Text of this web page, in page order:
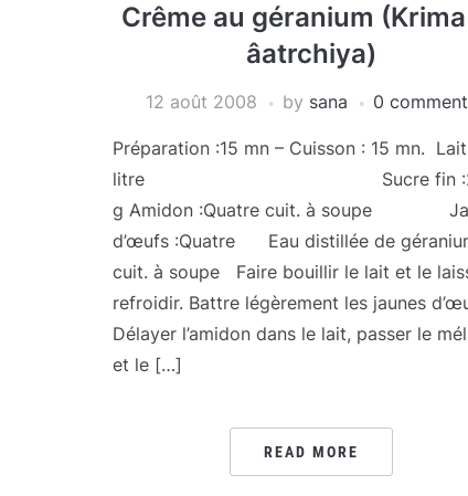
Crême au géranium
âatrchiya)
12 août 2008 by sana 0
Préparation :15 mn – Cuisson : 15 mn.
litre Sucre fin
g Amidon :Quatre cuit. à soupe
d’œufs :Quatre Eau distillée de
cuit. à soupe Faire bouillir le lait et le
refroidir. Battre légèrement les jaunes
Délayer l’amidon dans le lait, passer le
et le […]
READ MORE